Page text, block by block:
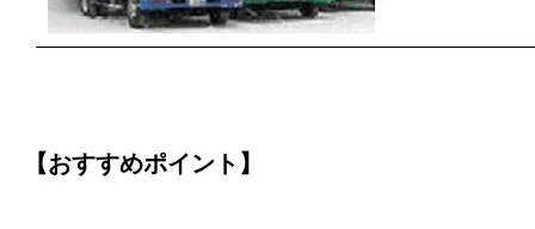
【おすすめポイント】